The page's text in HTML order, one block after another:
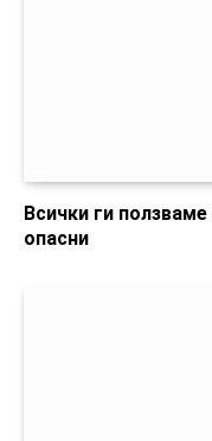
Всички ги
опасни